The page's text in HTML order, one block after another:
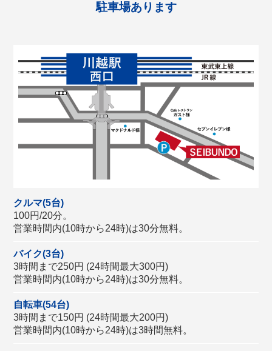
駐車場あります
クルマ(5台)
100円/20分。
営業時間内(10時から24時)は30分無料。
バイク(3台)
3時間まで250円 (24時間最大300円)
営業時間内(10時から24時)は30分無料。
自転車(54台)
3時間まで150円 (24時間最大200円)
営業時間内(10時から24時)は3時間無料。